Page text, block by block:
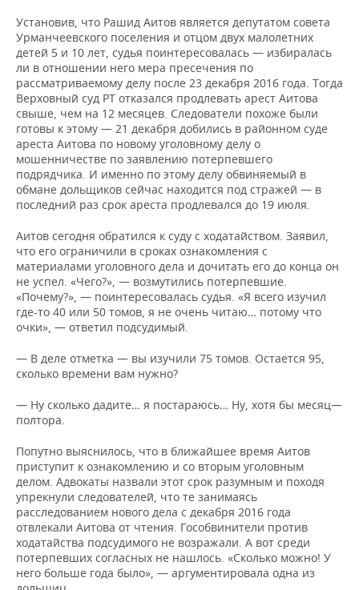
Установив, что Рашид Аитов является депутатом совета
Урманчеевского поселения и отцом двух малолетних
детей 5 и 10 лет, судья поинтересовалась — избиралась
ли в отношении него мера пресечения по
рассматриваемому делу после 23 декабря 2016 года. Тогда
Верховный суд РТ отказался продлевать арест Аитова
свыше, чем на 12 месяцев. Следователи похоже были
готовы к этому — 21 декабря добились в районном суде
ареста Аитова по новому уголовному делу о
мошенничестве по заявлению потерпевшего
подрядчика. И именно по этому делу обвиняемый в
обмане дольщиков сейчас находится под стражей — в
последний раз срок ареста продлевался до 19 июля.
Аитов сегодня обратился к суду с ходатайством. Заявил,
что его ограничили в сроках ознакомления с
материалами уголовного дела и дочитать его до конца он
не успел. «Чего?», — возмутились потерпевшие.
«Почему?», — поинтересовалась судья. «Я всего изучил
где-то 40 или 50 томов, я не очень читаю… потому что
очки», — ответил подсудимый.
— В деле отметка — вы изучили 75 томов. Остается 95,
сколько времени вам нужно?
— Ну сколько дадите… я постараюсь… Ну, хотя бы месяц—
полтора.
Попутно выяснилось, что в ближайшее время Аитов
приступит к ознакомлению и со вторым уголовным
делом. Адвокаты назвали этот срок разумным и походя
упрекнули следователей, что те занимаясь
расследованием нового дела с декабря 2016 года
отвлекали Аитова от чтения. Гособвинители против
ходатайства подсудимого не возражали. А вот среди
потерпевших согласных не нашлось. «Сколько можно! У
него больше года было», — аргументировала одна из